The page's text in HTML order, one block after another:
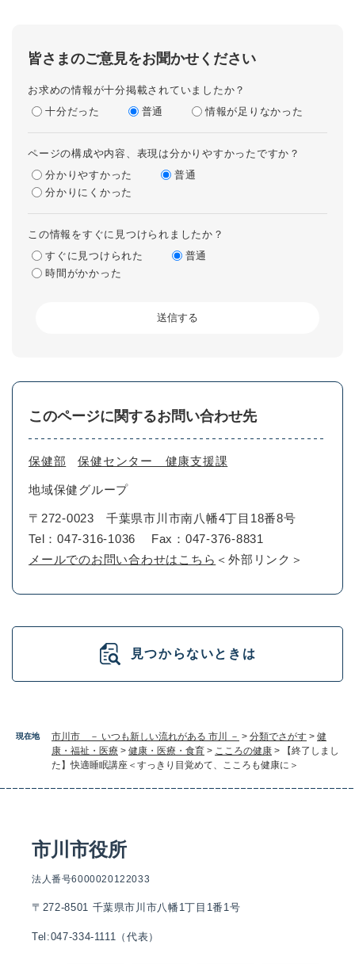
現在地 市川市 － いつも新しい流れがある 市川 － > 分類でさがす > 健
康・福祉・医療 > 健康・医療・食育 > こころの健康 >
【終了しまし
た】快適睡眠講座＜すっきり目覚めて、こころも健康に＞
皆さまのご意見をお聞かせください
お求めの情報が十分掲載されていましたか？
十分だった
普通 情報が足りなかった
ページの構成や内容、表現は分かりやすかったですか？
分かりやすかった
普通
分かりにくかった
この情報をすぐに見つけられましたか？
すぐに見つけられた
普通
時間がかかった
このページに関するお問い合わせ先
保健部 保健センター 健康支援課
地域保健グループ
〒272-0023
千葉県市川市南八幡4丁目18番8号
Tel：047-316-1036
Fax：047-376-8831
メールでのお問い合わせはこちら ＜外部リンク＞
見つからないときは
市川市役所
法人番号6000020122033
〒272-8501 千葉県市川市八幡1丁目1番1号
Tel:047-334-1111（代表）